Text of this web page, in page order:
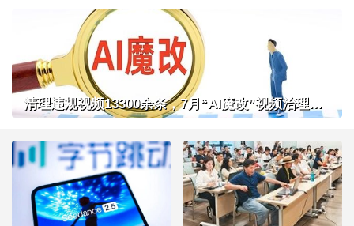
清理违规视频13300余条，7月“AI魔改”视频治理成果公布